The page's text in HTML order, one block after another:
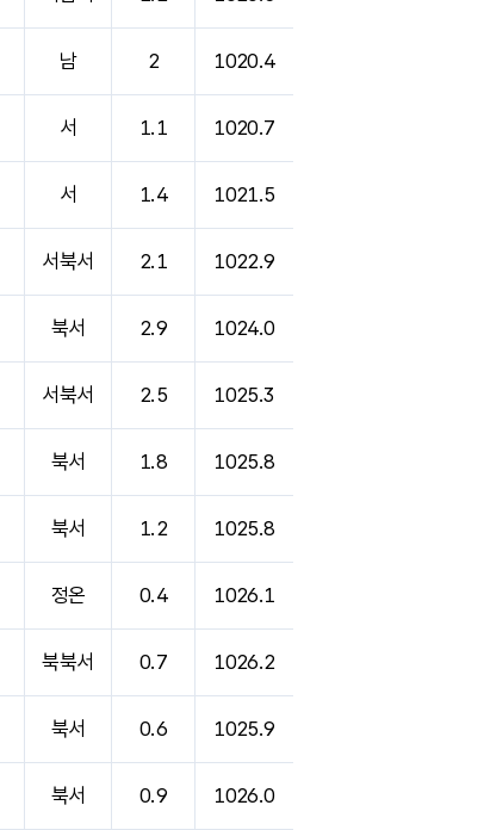
남 2 1020.4
서 1.1 1020.7
서 1.4 1021.5
서북서 2.1 1022.9
북서 2.9 1024.0
서북서 2.5 1025.3
북서 1.8 1025.8
북서 1.2 1025.8
정온 0.4 1026.1
북북서 0.7 1026.2
북서 0.6 1025.9
북서 0.9 1026.0